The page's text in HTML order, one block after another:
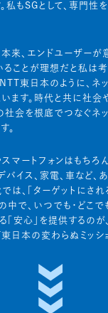
私もSGとして、専門性
本来、エンドユーザーが
ことが理想だと私は考
東日本のように、ネ
ます。時代と共に社会
社会を根底でつなぐネ
。
マートフォンはもちろ
バイス、家電、車など、
は、「ターゲットにされ
中で、いつでも・どこで
「安心」を提供するの
日本の変わらぬミッショ